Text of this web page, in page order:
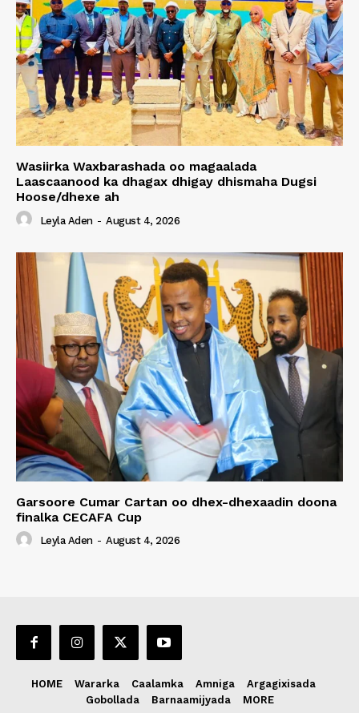
Wasiirka Waxbarashada oo magaalada
Laascaanood ka dhagax dhigay dhismaha Dugsi
Hoose/dhexe ah
Leyla Aden - August 4, 2026
Garsoore Cumar Cartan oo dhex-dhexaadin doona
finalka CECAFA Cup
Leyla Aden - August 4, 2026
HOME Wararka Caalamka Amniga
Argagixisada
Gobollada
Barnaamijyada MORE